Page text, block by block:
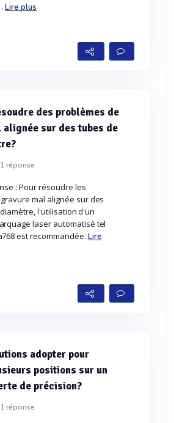
Lire plus
des problèmes de
alignée sur des tubes de
1réponse
: Pour résoudre les
mal alignée sur des
l'utilisation d'un
laser automatisé tel
est recommandée. Lire
adopter pour
positions sur un
de précision?
1réponse